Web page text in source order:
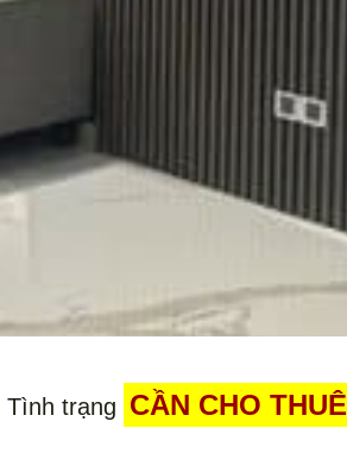
Tình trạng CẦN CHO THUÊ